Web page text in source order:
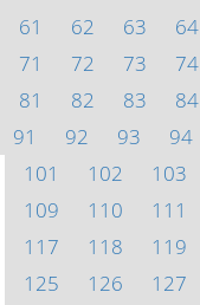
61
62 63 64
71
72 73 74
81
82 83 84
91
92 93 94
101
102 103
109
110 111
117
118 119
125
126 127